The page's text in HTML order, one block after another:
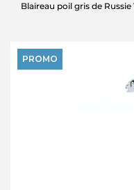
Blaireau poil gris de
PROMO